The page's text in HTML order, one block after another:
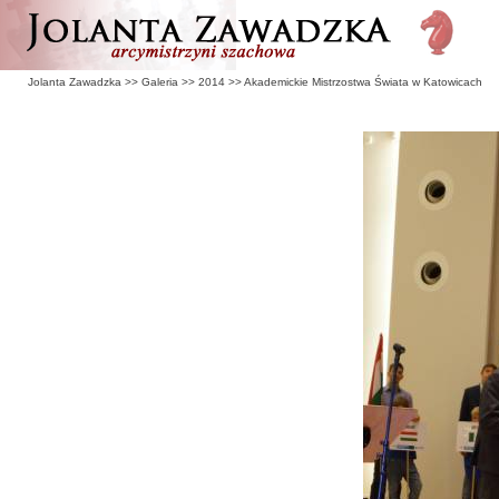
Jolanta Zawadzka >> Galeria >> 2014 >>Akademickie Mistrzostwa Świata w Katowicach